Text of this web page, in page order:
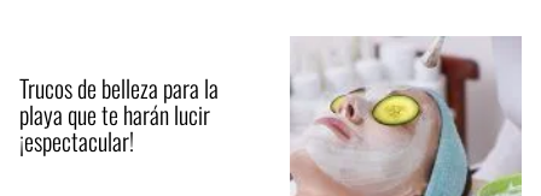
Trucos de belleza para la
playa que te harán lucir
¡espectacular!